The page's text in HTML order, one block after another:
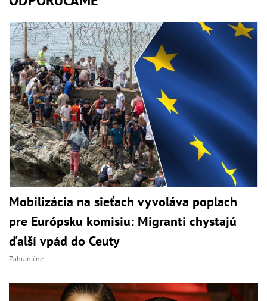
Mobilizácia na sieťach vyvoláva poplach
pre Európsku komisiu: Migranti chystajú
ďalší vpád do Ceuty
Zahraničné